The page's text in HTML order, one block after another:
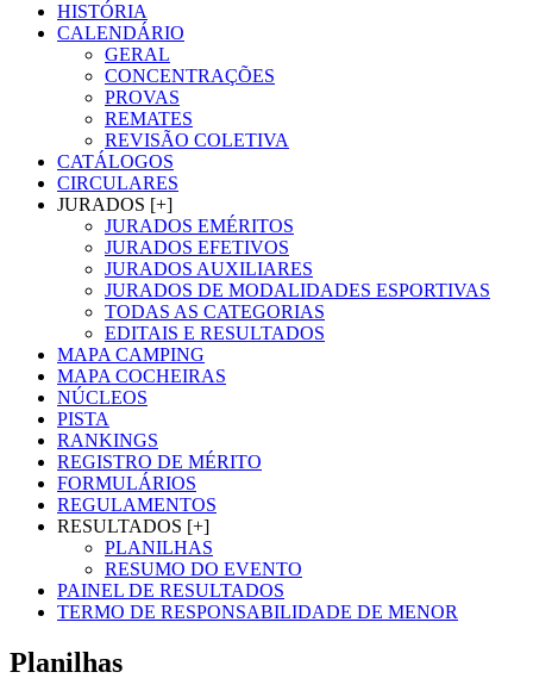
HISTÓRIA
CALENDÁRIO
GERAL
CONCENTRAÇÕES
PROVAS
REMATES
REVISÃO COLETIVA
CATÁLOGOS
CIRCULARES
JURADOS [+]
JURADOS EMÉRITOS
JURADOS EFETIVOS
JURADOS AUXILIARES
JURADOS DE MODALIDADES ESPORTIVAS
TODAS AS CATEGORIAS
EDITAIS E RESULTADOS
MAPA CAMPING
MAPA COCHEIRAS
NÚCLEOS
PISTA
RANKINGS
REGISTRO DE MÉRITO
FORMULÁRIOS
REGULAMENTOS
RESULTADOS [+]
PLANILHAS
RESUMO DO EVENTO
PAINEL DE RESULTADOS
TERMO DE RESPONSABILIDADE DE MENOR
Planilhas